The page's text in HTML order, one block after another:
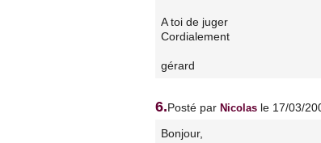
A toi de juger
Cordialement
gérard
6.Posté par Nicolas le 17/03/
Bonjour,